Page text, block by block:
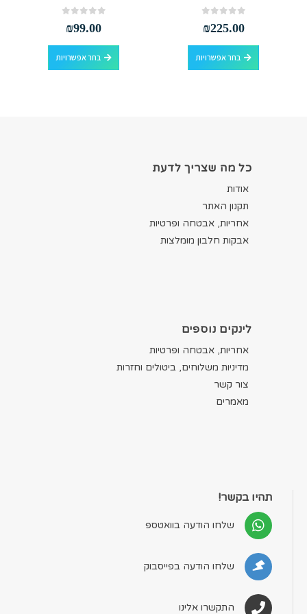
₪225.00
בחר אפשרויות
למוצר זה יש מספר סוגים. ניתן לבחור את האפשרויות בעמוד המוצר
₪99.00
בחר אפשרויות
למוצר זה יש מספר סוגים. ניתן לבחור את האפשרויות בעמוד המוצר
כל מה שצריך לדעת
אודות
תקנון האתר
אחריות, אבטחה ופרטיות
אבקות חלבון מומלצות
לינקים נוספים
אחריות, אבטחה ופרטיות
מדיניות משלוחים, ביטולים וחזרות
צור קשר
מאמרים
תהיו בקשר!
שלחו הודעה בוואטספ
שלחו הודעה בפייסבוק
התקשרו אלינו